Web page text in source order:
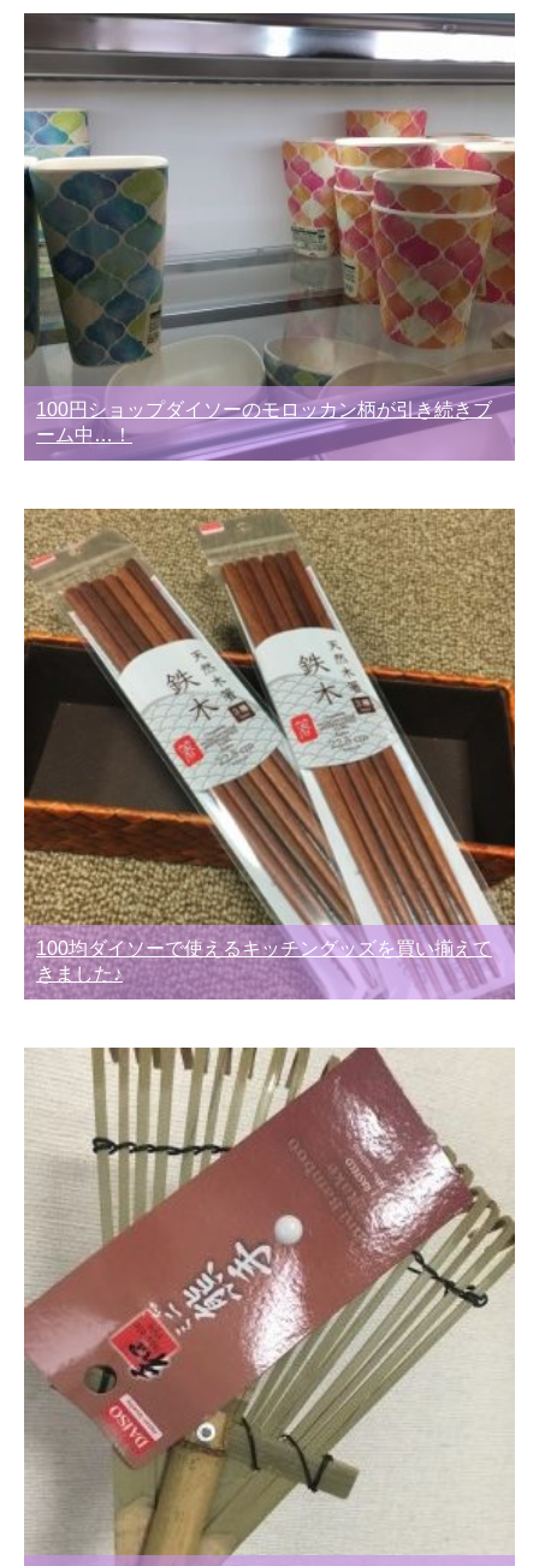
100円ショップダイソーのモロッカン柄が引き続きブ
ーム中…！
100均ダイソーで使えるキッチングッズを買い揃えて
きました♪